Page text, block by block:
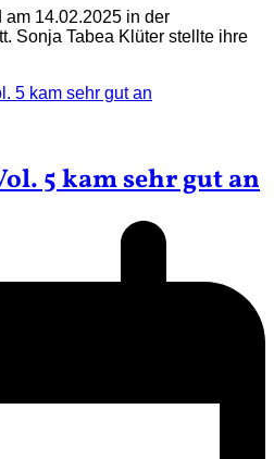
am 14.02.2025 in der
Sonja Tabea Klüter stellte ihre
5 kam sehr gut an